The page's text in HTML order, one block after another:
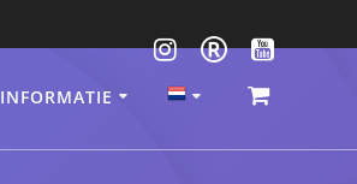
INFORMATIE